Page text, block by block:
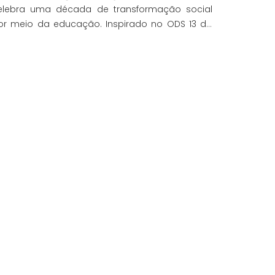
uma década de transformação social
meio da educação. Inspirado no ODS 13 da